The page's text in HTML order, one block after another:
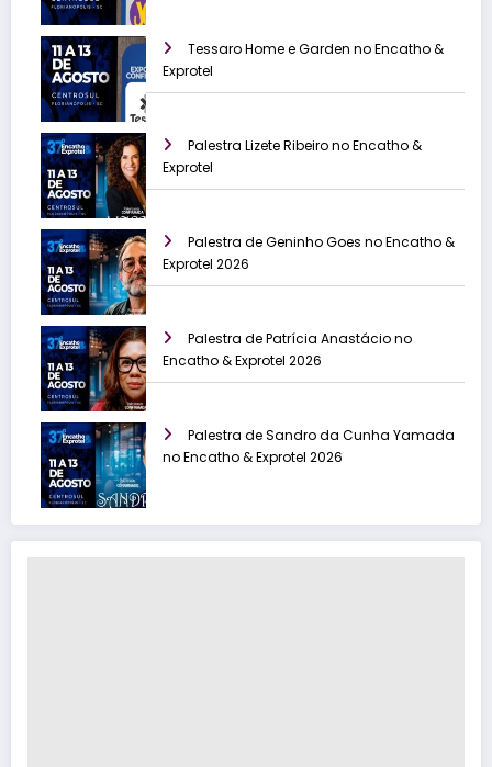
Tessaro Home e Garden no Encatho &
Exprotel
Palestra Lizete Ribeiro no Encatho &
Exprotel
Palestra de Geninho Goes no Encatho &
Exprotel 2026
Palestra de Patrícia Anastácio no
Encatho & Exprotel 2026
Palestra de Sandro da Cunha Yamada
no Encatho & Exprotel 2026